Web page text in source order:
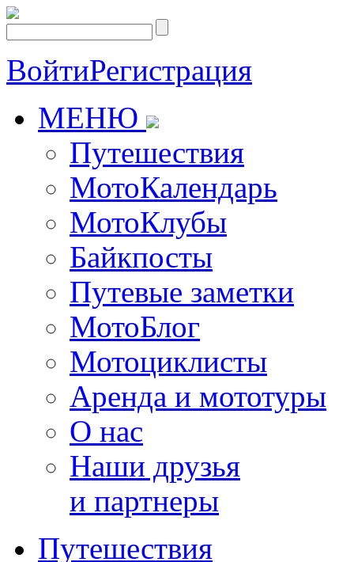
ВойтиРегистрация
МЕНЮ
Путешествия
МотоКалендарь
МотоКлубы
Байкпосты
Путевые заметки
МотоБлог
Мотоциклисты
Аренда и мототуры
О нас
Наши друзья
и партнеры
Путешествия